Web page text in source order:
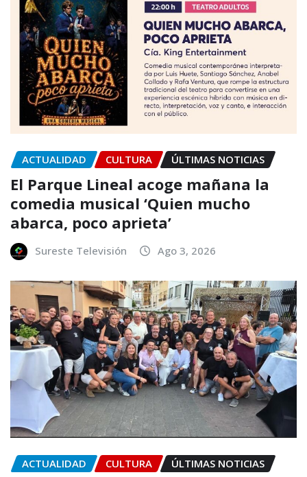
ACTUALIDAD CULTURA ÚLTIMAS NOTICIAS
El Parque Lineal acoge mañana la
comedia musical ‘Quien mucho
abarca, poco aprieta’
Sureste Televisión Ago 3, 2026
ACTUALIDAD CULTURA ÚLTIMAS NOTICIAS